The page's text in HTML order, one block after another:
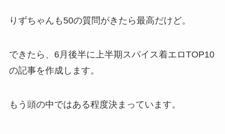
りずちゃんも50の質問がきたら最高だけど。
できたら、6月後半に上半期スパイス着エロTOP10
の記事を作成します。
もう頭の中ではある程度決まっています。